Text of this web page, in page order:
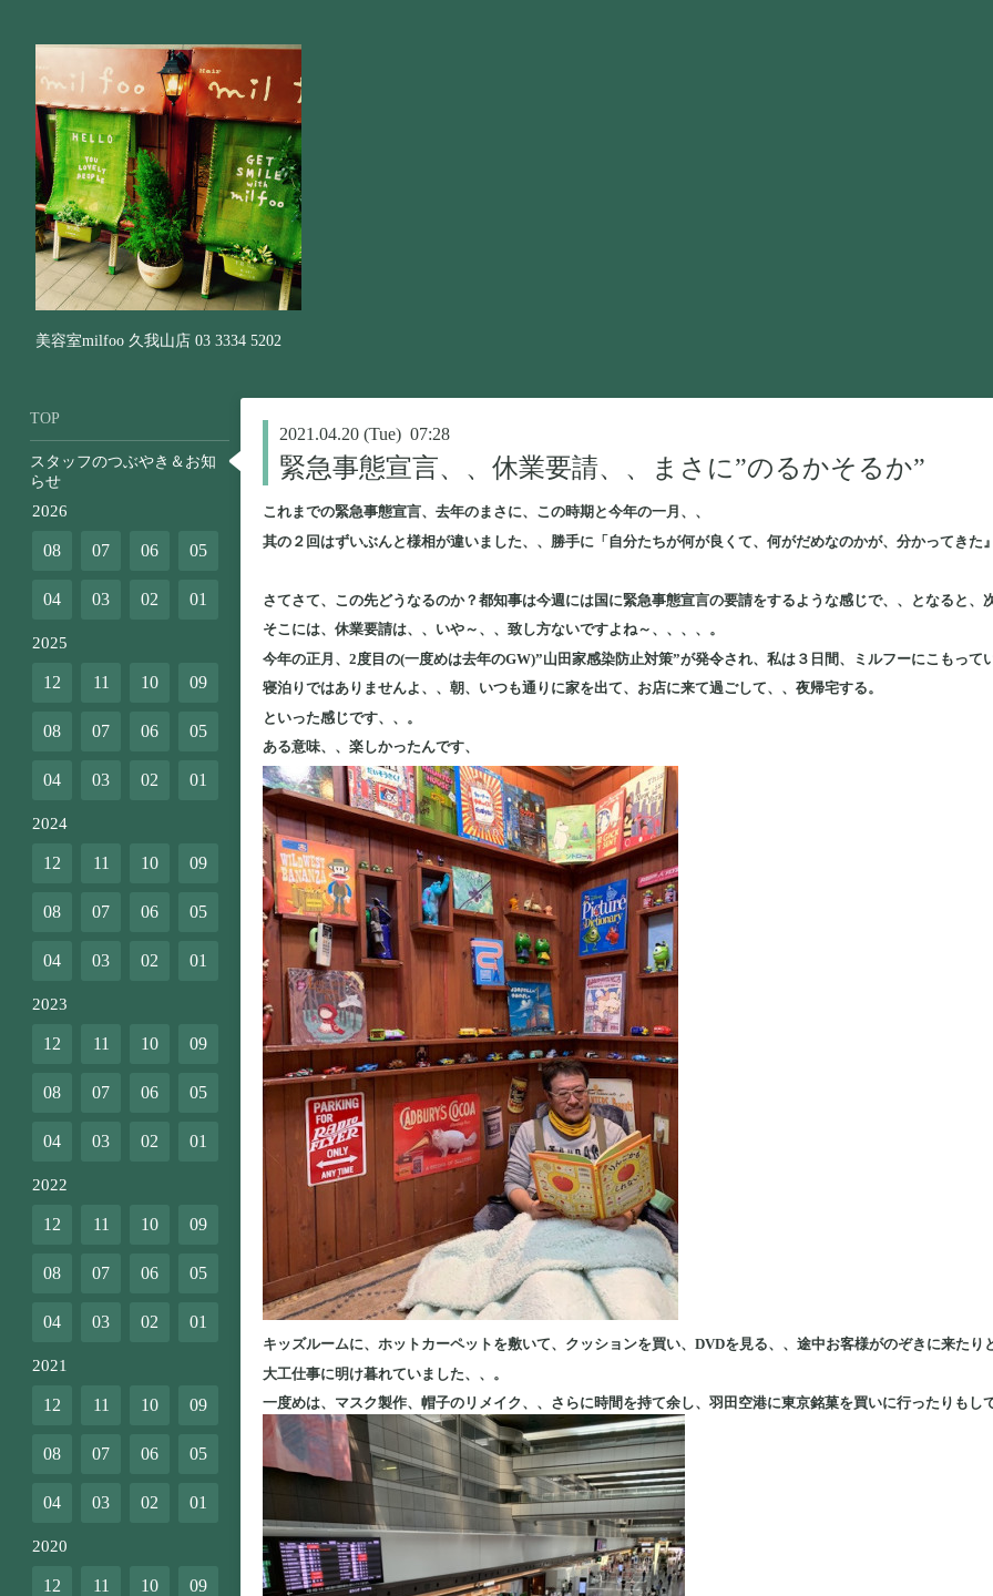
美容室milfoo 久我山店 03 3334 5202
2021.04.20 (Tue) 07:28
緊急事態宣言、、休業要請、、まさに”のるかそるか”
これまでの緊急事態宣言、去年のまさに、この時期と今年の一月、、
其の２回はずいぶんと様相が違いました、、勝手に「自分たちが何が良くて、何がだめなのかが、分かってきた
さてさて、この先どうなるのか？都知事は今週には国に緊急事態宣言の要請をするような感じで、、となると
そこには、休業要請は、、いや～、、致し方ないですよね～、、、、。
今年の正月、2度目の(一度めは去年のGW)”山田家感染防止対策”が発令され、私は３日間、ミルフーにこもって
寝泊りではありませんよ、、朝、いつも通りに家を出て、お店に来て過ごして、、夜帰宅する。
といった感じです、、。
ある意味、、楽しかったんです、
キッズルームに、ホットカーペットを敷いて、クッションを買い、DVDを見る、、途中お客様がのぞきに来た
大工仕事に明け暮れていました、、。
一度めは、マスク製作、帽子のリメイク、、さらに時間を持て余し、羽田空港に東京銘菓を買いに行ったりもし
TOP
スタッフのつぶやき＆お知
らせ
2026
08 07 06 05
04 03 02 01
2025
12 11 10 09
08 07 06 05
04 03 02 01
2024
12 11 10 09
08 07 06 05
04 03 02 01
2023
12 11 10 09
08 07 06 05
04 03 02 01
2022
12 11 10 09
08 07 06 05
04 03 02 01
2021
12 11 10 09
08 07 06 05
04 03 02 01
2020
12 11 10 09